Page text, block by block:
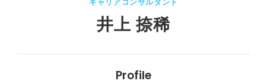
キャリアコンサルタント
井上 捺稀
Profile